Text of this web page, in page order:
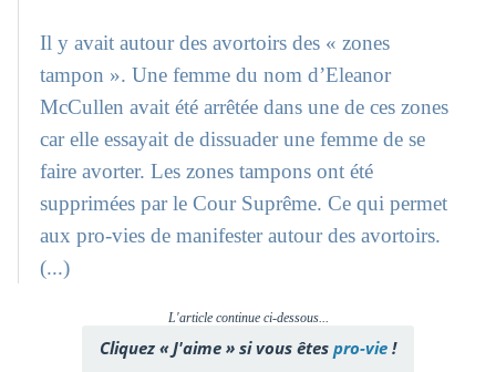
Il y avait autour des avortoirs des « zones
tampon ». Une femme du nom d’Eleanor
McCullen avait été arrêtée dans une de ces zones
car elle essayait de dissuader une femme de se
faire avorter. Les zones tampons ont été
supprimées par le Cour Suprême. Ce qui permet
aux pro-vies de manifester autour des avortoirs.
(...)
L'article continue ci-dessous...
Cliquez « J'aime » si vous êtes pro-vie !